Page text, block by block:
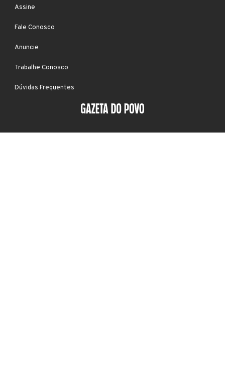
Assine
Fale Conosco
Anuncie
Trabalhe Conosco
Dúvidas Frequentes